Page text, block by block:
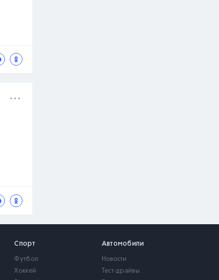
Спорт
Футбол
Хоккей
Автомобили
Новости
Тест-драйвы